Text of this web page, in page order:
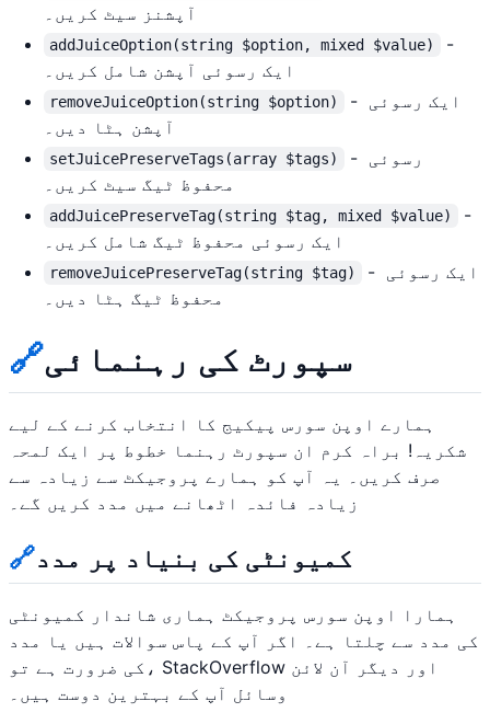
آپشنز سیٹ کریں۔
addJuiceOption(string $option, mixed $value)
-
ایک رسوئی آپشن شامل کریں۔
removeJuiceOption(string $option)
- ایک رسوئی
آپشن ہٹا دیں۔
setJuicePreserveTags(array $tags)
- رسوئی
محفوظ ٹیگ سیٹ کریں۔
addJuicePreserveTag(string $tag, mixed $value)
-
ایک رسوئی محفوظ ٹیگ شامل کریں۔
removeJuicePreserveTag(string $tag)
- ایک رسوئی
محفوظ ٹیگ ہٹا دیں۔
🔗سپورٹ کی رہنمائی
ہمارے اوپن سورس پیکیج کا انتخاب کرنے کے لیے
شکریہ! براہ کرم ان سپورٹ رہنما خطوط پر ایک لمحہ
صرف کریں۔ یہ آپ کو ہمارے پروجیکٹ سے زیادہ سے
زیادہ فائدہ اٹھانے میں مدد کریں گے۔
🔗کمیونٹی کی بنیاد پر مدد
ہمارا اوپن سورس پروجیکٹ ہماری شاندار کمیونٹی
کی مدد سے چلتا ہے۔ اگر آپ کے پاس سوالات ہیں یا مدد
کی ضرورت ہے تو، StackOverflow اور دیگر آن لائن
وسائل آپ کے بہترین دوست ہیں۔